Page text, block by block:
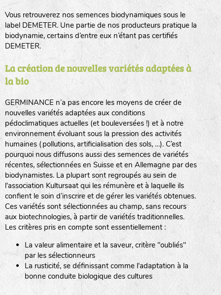
Vous retrouverez nos semences biodynamiques sous le
label DEMETER. Une partie de nos producteurs pratique la
biodynamie, certains d’entre eux n’étant pas certifiés
DEMETER.
La création de nouvelles variétés adaptées à
la bio
GERMINANCE n’a pas encore les moyens de créer de
nouvelles variétés adaptées aux conditions
pédoclimatiques actuelles (et bouleversées !) et à notre
environnement évoluant sous la pression des activités
humaines (pollutions, artificialisation des sols, …). C’est
pourquoi nous diffusons aussi des semences de variétés
récentes, sélectionnées en Suisse et en Allemagne par des
biodynamistes. La plupart sont regroupés au sein de
l'association Kultursaat qui les rémunère et à laquelle ils
confient le soin d’inscrire et de gérer les variétés obtenues.
Ces variétés sont sélectionnées au champ, sans recours
aux biotechnologies, à partir de variétés traditionnelles.
Les critères pris en compte sont essentiellement :
La valeur alimentaire et la saveur, critère "oubliés"
par les sélectionneurs
La rusticité, se définissant comme l'adaptation à la
bonne conduite biologique des cultures
BINGENHEIMER SAATGUT (BGH)
www.bingenheimersaatgut.de
DE BOLSTER (DBO)
www.bolster.nl
GRAINE DEL PAÏS (GDP)
www.grainesdelpais.com
JARDIN EN’VIE (JEV)
LA BOITE A GRAINES (LBAG)
: Engrais vert
L: Légumes
A: Aromatiques
BEL : Code de la variété
(Ici Belle de nuit)
20 : Année de récolte(ici 2020)
BPA : Initiales du producteur ou du fournisseur de la
semence.
1 : Numéro d’ordre du lot
A : Sans calibre.
G: Gros
M: Moyen calibre
P: Petit calibre
Légumes feuilles
Légumes racines
Plantes aromatiques